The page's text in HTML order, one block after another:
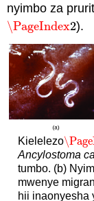
nyimbo za
\PageIndex2
\PageIndex2).
Kielelezo
Ancylostoma
tumbo. (b)
mwenye
hii inaonyesha